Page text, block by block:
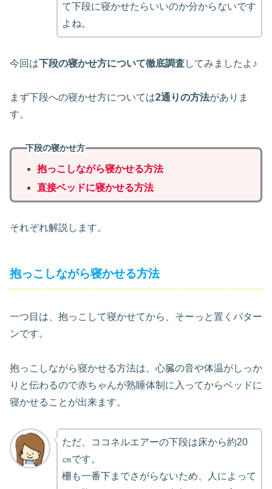
て下段に寝かせたらいいのか分からないです
よね。
今回は下段の寝かせ方について徹底調査してみましたよ♪
まず下段への寝かせ方については2通りの方法がありま
す。
下段の寝かせ方
抱っこしながら寝かせる方法
直接ベッドに寝かせる方法
それぞれ解説します。
抱っこしながら寝かせる方法
一つ目は、抱っこして寝かせてから、そーっと置くパター
ンです。
抱っこしながら寝かせる方法は、心臓の音や体温がしっか
りと伝わるので赤ちゃんが熟睡体制に入ってからベッドに
寝かせることが出来ます。
ただ、ココネルエアーの下段は床から約20
㎝です。
柵も一番下までさがらないため、人によって